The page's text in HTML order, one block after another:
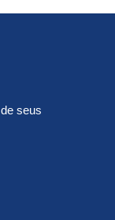
seus